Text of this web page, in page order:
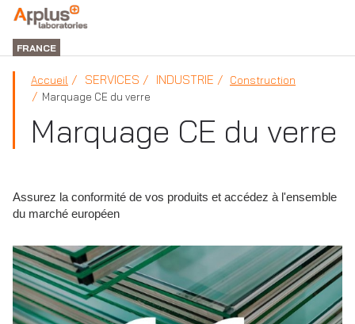
DIVISION
LABORATORIES
FRANCE
Accueil SERVICES INDUSTRIE
Construction
Marquage CE du verre
Marquage CE du verre
Assurez la conformité de vos produits et accédez à l'ensemble
du marché européen